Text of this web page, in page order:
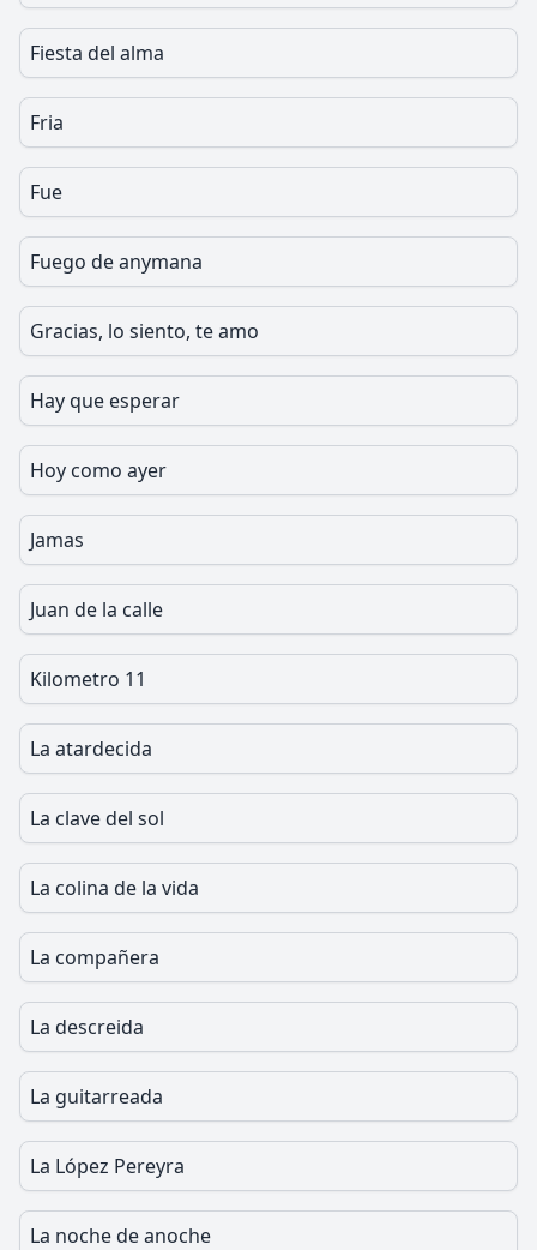
Fiesta del alma
Fria
Fue
Fuego de anymana
Gracias, lo siento, te amo
Hay que esperar
Hoy como ayer
Jamas
Juan de la calle
Kilometro 11
La atardecida
La clave del sol
La colina de la vida
La compañera
La descreida
La guitarreada
La López Pereyra
La noche de anoche